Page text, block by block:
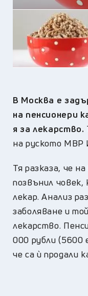
В Москва е
на пенсионери
я за лекарство.
на руското МВР
Тя разказа, че
позвънил човек,
лекар. Анализ
заболяване и
лекарство.
000 рубли (5600
че са ѝ продали